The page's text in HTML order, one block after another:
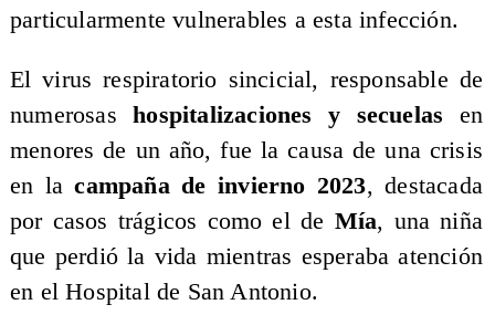
particularmente vulnerables a esta infección.
​El virus respiratorio sincicial, responsable de
numerosas hospitalizaciones y secuelas en
menores de un año, fue la causa de una crisis
en lacampaña de invierno 2023, destacada
por casos trágicos como el de Mía, una niña
que perdió la vida mientras esperaba atención
en el Hospital de San Antonio.